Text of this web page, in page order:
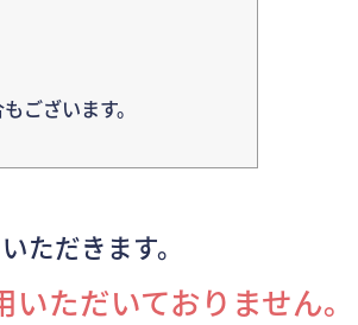
ございます。
ただきます。
いただいておりません｡